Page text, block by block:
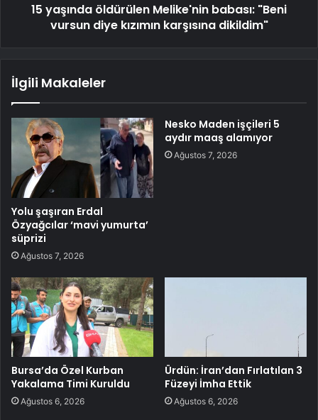
15 yaşında öldürülen Melike'nin babası: "Beni
vursun diye kızımın karşısına dikildim"
İlgili Makaleler
Yolu şaşıran Erdal
Özyağcılar ‘mavi yumurta’
süprizi
Ağustos 7, 2026
Nesko Maden işçileri 5
aydır maaş alamıyor
Ağustos 7, 2026
Bursa’da Özel Kurban
Yakalama Timi Kuruldu
Ağustos 6, 2026
Ürdün: İran’dan Fırlatılan 3
Füzeyi İmha Ettik
Ağustos 6, 2026